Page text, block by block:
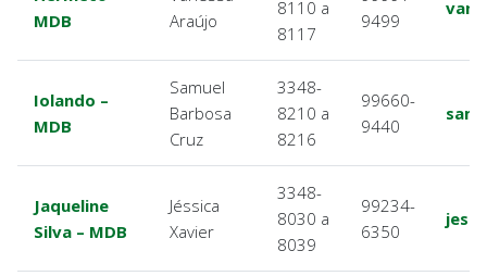
MDB
Araújo
8110 a
8117
9499
Iolando –
MDB
Samuel
Barbosa
Cruz
3348-
8210 a
8216
99660-
9440
Jaqueline
Silva – MDB
Jéssica
Xavier
3348-
8030 a
8039
99234-
6350